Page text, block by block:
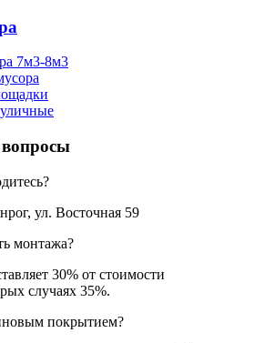
7м3-8м3
ул. Восточная 59
монтажа?
30% от стоимости
случаях 35%.
покрытием?